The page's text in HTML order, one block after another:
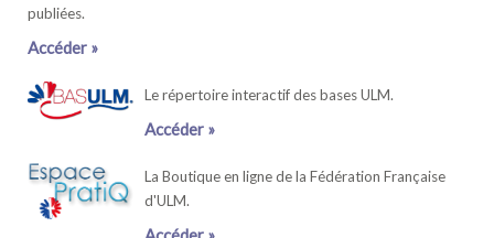
publiées.
Accéder »
Le répertoire interactif des bases ULM.
Accéder »
La Boutique en ligne de la Fédération Française
d'ULM.